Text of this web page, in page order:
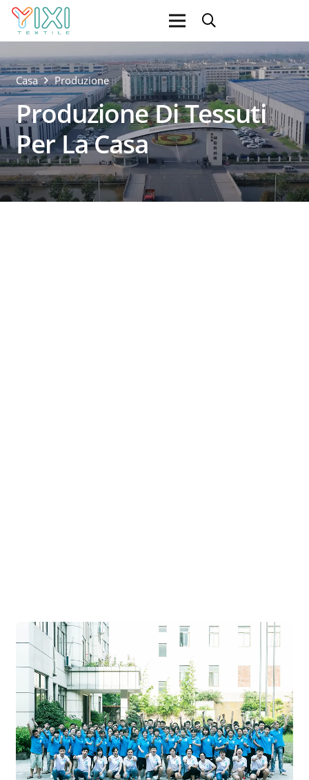
Casa Produzione
Produzione Di Tessuti
Per La Casa